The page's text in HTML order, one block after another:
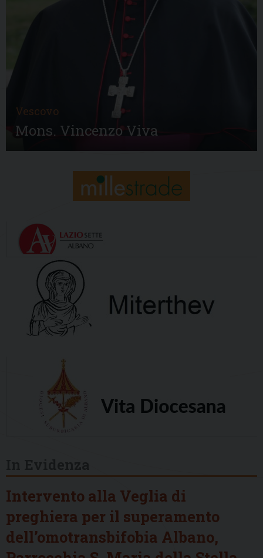
Vescovo
Mons. Vincenzo Viva
Intervento alla Veglia di
preghiera per il superamento
dell’omotransbifobia Albano,